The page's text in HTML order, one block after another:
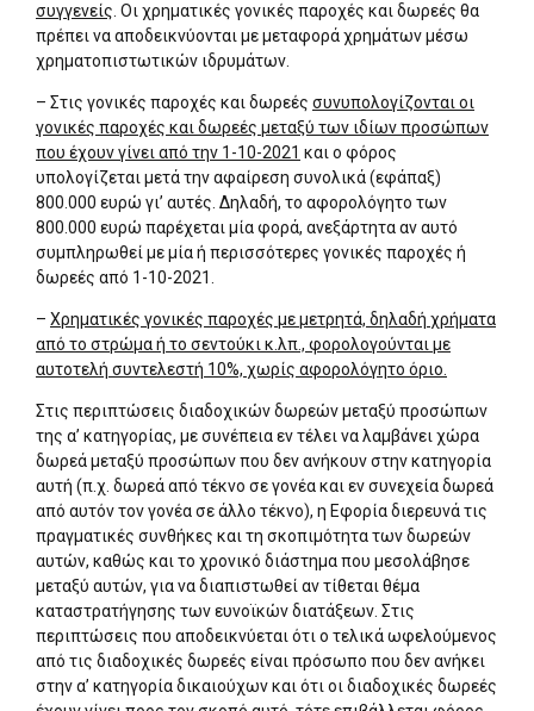
συγγενείς . Οι χρηματικές γονικές παροχές και δωρεές θα
πρέπει να αποδεικνύονται με μεταφορά χρημάτων μέσω
χρηματοπιστωτικών ιδρυμάτων.
– Στις γονικές παροχές και δωρεές συνυπολογίζονται οι
γονικές παροχές και δωρεές μεταξύ των ιδίων προσώπων
που έχουν γίνει από την 1-10-2021 και ο φόρος
υπολογίζεται μετά την αφαίρεση συνολικά (εφάπαξ)
800.000 ευρώ γι’ αυτές. Δηλαδή, το αφορολόγητο των
800.000 ευρώ παρέχεται μία φορά, ανεξάρτητα αν αυτό
συμπληρωθεί με μία ή περισσότερες γονικές παροχές ή
δωρεές από 1-10-2021.
– Χρηματικές γονικές παροχές με μετρητά, δηλαδή χρήματα
από το στρώμα ή το σεντούκι κ.λπ., φορολογούνται με
αυτοτελή συντελεστή 10%, χωρίς αφορολόγητο όριο.
Στις περιπτώσεις διαδοχικών δωρεών μεταξύ προσώπων
της α’ κατηγορίας, με συνέπεια εν τέλει να λαμβάνει χώρα
δωρεά μεταξύ προσώπων που δεν ανήκουν στην κατηγορία
αυτή (π.χ. δωρεά από τέκνο σε γονέα και εν συνεχεία δωρεά
από αυτόν τον γονέα σε άλλο τέκνο), η Εφορία διερευνά τις
πραγματικές συνθήκες και τη σκοπιμότητα των δωρεών
αυτών, καθώς και το χρονικό διάστημα που μεσολάβησε
μεταξύ αυτών, για να διαπιστωθεί αν τίθεται θέμα
καταστρατήγησης των ευνοϊκών διατάξεων. Στις
περιπτώσεις που αποδεικνύεται ότι ο τελικά ωφελούμενος
από τις διαδοχικές δωρεές είναι πρόσωπο που δεν ανήκει
στην α’ κατηγορία δικαιούχων και ότι οι διαδοχικές δωρεές